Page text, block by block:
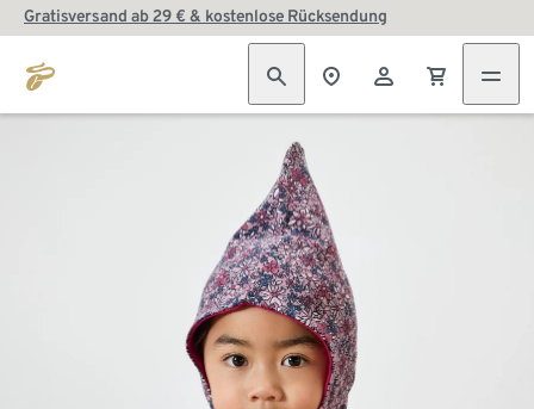
Gratisversand ab 29 € & kostenlose Rücksendung